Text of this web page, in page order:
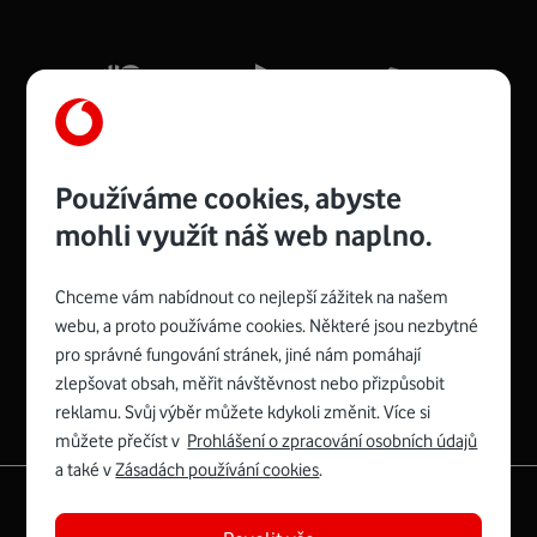
Více o COMPAL CH7465VF
Zyxel VMG8623-T50B:
Rozměry modemu jsou 16 x 22 x 7,5 cm (včetně stojánku)
a nabízí 4 gigabitové LAN porty a bezdrátové připojení Wi-
Fi ve verzích 802.11 b/g/n/ac pro frekvenci 2,4 GHz a
Mb/s.
Spojte se s Vodafonem
Používáme cookies, abyste
mohli využít náš web naplno.
Chceme vám nabídnout co nejlepší zážitek na našem
webu, a proto používáme cookies. Některé jsou nezbytné
pro správné fungování stránek, jiné nám pomáhají
zlepšovat obsah, měřit návštěvnost nebo přizpůsobit
reklamu. Svůj výběr můžete kdykoli změnit. Více si
můžete přečíst v Prohlášení o zpracování osobních údajů
a také vZásadách používání cookies.